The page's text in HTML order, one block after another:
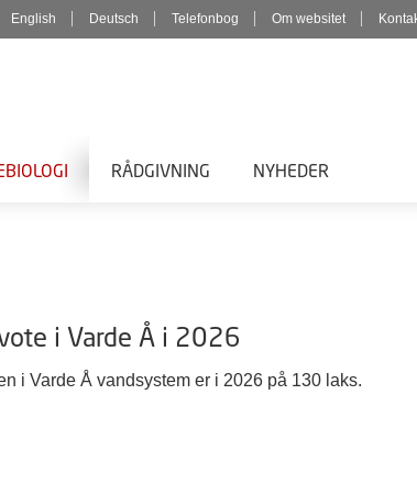
English Deutsch Telefonbog Om websitet
RÅDGIVNING NYHEDER
i Varde Å i 2026
i Varde Å vandsystem er i 2026 på 130 laks.